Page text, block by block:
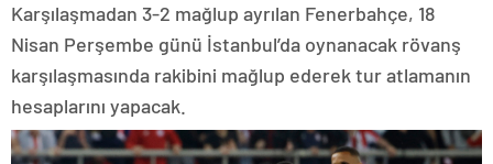
Karşılaşmadan 3-2 mağlup ayrılan Fenerbahçe, 18
Nisan Perşembe günü İstanbul’da oynanacak rövanş
karşılaşmasında rakibini mağlup ederek tur atlamanın
hesaplarını yapacak.